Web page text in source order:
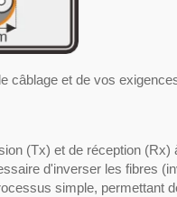
câblage et de vos
(Tx) et de réception
d'inverser les fibres
simple, permettant